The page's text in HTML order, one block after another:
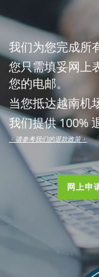
我们为您完成所
您只需填妥网上
您的电邮。
当您抵达越南机
我们提供 100%
﹙请参考我们的退款政策﹚
网上申